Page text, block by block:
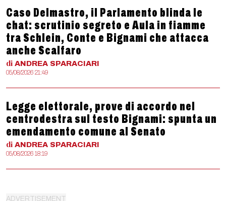
Caso Delmastro, il Parlamento blinda le
chat: scrutinio segreto e Aula in fiamme
tra Schlein, Conte e Bignami che attacca
anche Scalfaro
di ANDREA SPARACIARI
05/08/2026 21:49
Legge elettorale, prove di accordo nel
centrodestra sul testo Bignami: spunta un
emendamento comune al Senato
di ANDREA SPARACIARI
05/08/2026 18:19